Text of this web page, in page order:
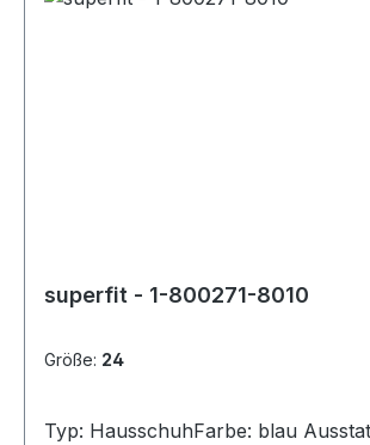
superfit - 1-800271-8010
Größe: 24
Typ: HausschuhFarbe: blau